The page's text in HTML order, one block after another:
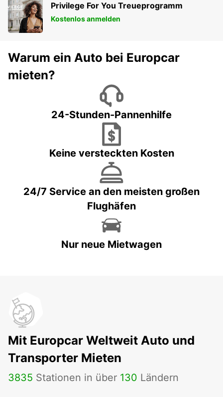
Privilege For You Treueprogramm
Kostenlos anmelden
Warum ein Auto bei Europcar
mieten?
24-Stunden-Pannenhilfe
Keine versteckten Kosten
24/7 Service an den meisten großen
Flughäfen
Nur neue Mietwagen
Mit Europcar Weltweit Auto und
Transporter Mieten
3835 Stationen in über 130 Ländern